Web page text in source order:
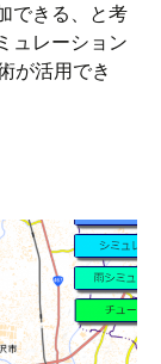
できる、と考
ュレーション
が活用でき